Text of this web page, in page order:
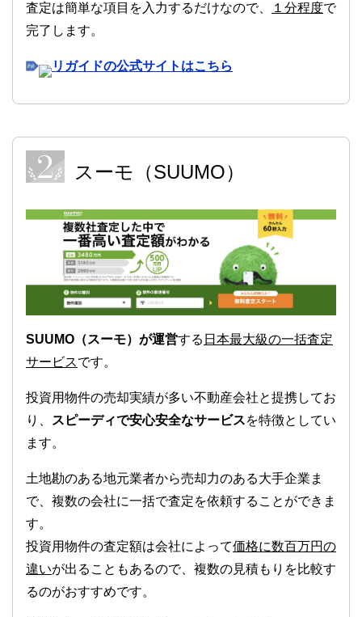
査定は簡単な項目を入力するだけなので、 １分程度で
完了します。
リガイドの公式サイトはこちら
スーモ（SUUMO）
SUUMO（スーモ）が運営する 日本最大級の一括査定
サービスです。
投資用物件の売却実績が多い不動産会社と提携してお
り、
スピーディで安心安全なサービスを特徴としてい
ます。
土地勘のある地元業者から売却力のある大手企業ま
で、複数の会社に一括で査定を依頼することができま
す。
投資用物件の査定額は会社によって価格に数百万円の
違いが出ることもあるので、複数の見積もりを比較す
るのがおすすめです。